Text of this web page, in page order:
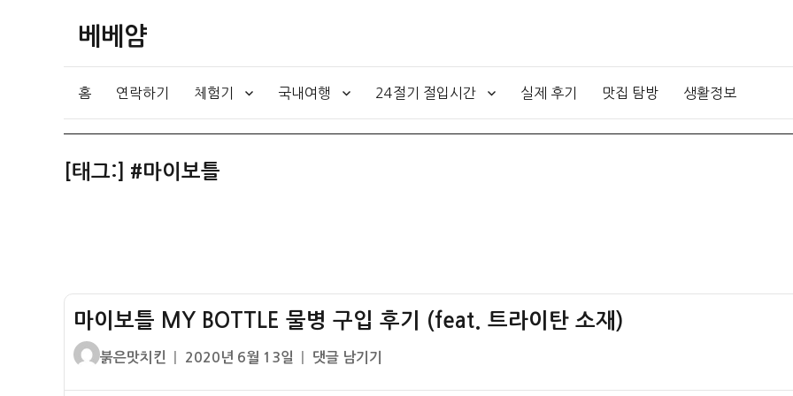
베베얌
홈 연락하기 체험기 국내여행 24절기 절입시간 실제 후기 맛집 탐방 생활정보
[태그:] #마이보틀
마이보틀 MY BOTTLE 물병 구입 후기 (feat. 트라이탄 소재)
글
붉은맛치킨
작
2020년 6월 13일
마
댓글 남기기